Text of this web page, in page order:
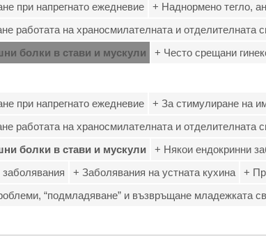
при напрегнато ежедневие
+ Наднормено тегло,
работата на храносмилателната и отделителната
болки в стави и мускули
+ Често срещани
при напрегнато ежедневие
+ За стимулиране на
работата на храносмилателната и отделителната
болки в стави и мускули
+ Някои ендокринни
+ Заболявания на устната кухина
+
“подмладяване” и възвръщане младежката